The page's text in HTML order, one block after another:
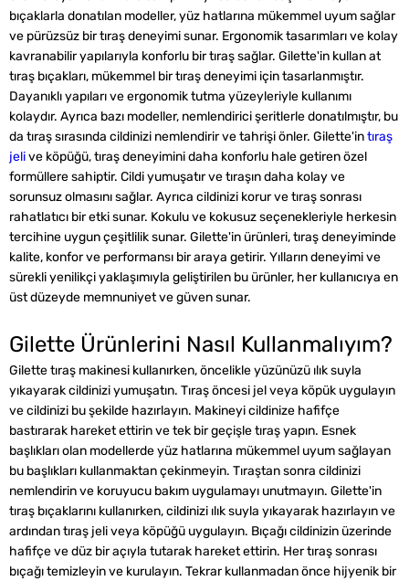
bıçaklarla donatılan modeller, yüz hatlarına mükemmel uyum sağlar
ve pürüzsüz bir tıraş deneyimi sunar. Ergonomik tasarımları ve kolay
kavranabilir yapılarıyla konforlu bir tıraş sağlar. Gilette'in kullan at
tıraş bıçakları, mükemmel bir tıraş deneyimi için tasarlanmıştır.
Dayanıklı yapıları ve ergonomik tutma yüzeyleriyle kullanımı
kolaydır. Ayrıca bazı modeller, nemlendirici şeritlerle donatılmıştır, bu
da tıraş sırasında cildinizi nemlendirir ve tahrişi önler. Gilette'intıraş
jelive köpüğü, tıraş deneyimini daha konforlu hale getiren özel
formüllere sahiptir. Cildi yumuşatır ve tıraşın daha kolay ve
sorunsuz olmasını sağlar. Ayrıca cildinizi korur ve tıraş sonrası
rahatlatıcı bir etki sunar. Kokulu ve kokusuz seçenekleriyle herkesin
tercihine uygun çeşitlilik sunar. Gilette'in ürünleri, tıraş deneyiminde
kalite, konfor ve performansı bir araya getirir. Yılların deneyimi ve
sürekli yenilikçi yaklaşımıyla geliştirilen bu ürünler, her kullanıcıya en
üst düzeyde memnuniyet ve güven sunar.
Gilette Ürünlerini Nasıl Kullanmalıyım?
Gilette tıraş makinesi kullanırken, öncelikle yüzünüzü ılık suyla
yıkayarak cildinizi yumuşatın. Tıraş öncesi jel veya köpük uygulayın
ve cildinizi bu şekilde hazırlayın. Makineyi cildinize hafifçe
bastırarak hareket ettirin ve tek bir geçişle tıraş yapın. Esnek
başlıkları olan modellerde yüz hatlarına mükemmel uyum sağlayan
bu başlıkları kullanmaktan çekinmeyin. Tıraştan sonra cildinizi
nemlendirin ve koruyucu bakım uygulamayı unutmayın. Gilette'in
tıraş bıçaklarını kullanırken, cildinizi ılık suyla yıkayarak hazırlayın ve
ardından tıraş jeli veya köpüğü uygulayın. Bıçağı cildinizin üzerinde
hafifçe ve düz bir açıyla tutarak hareket ettirin. Her tıraş sonrası
bıçağı temizleyin ve kurulayın. Tekrar kullanmadan önce hijyenik bir